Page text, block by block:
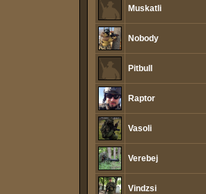
Muskatli
Nobody
Pitbull
Raptor
Vasoli
Verebej
Vindzsi